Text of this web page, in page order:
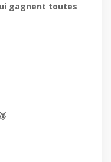
gagnent toutes